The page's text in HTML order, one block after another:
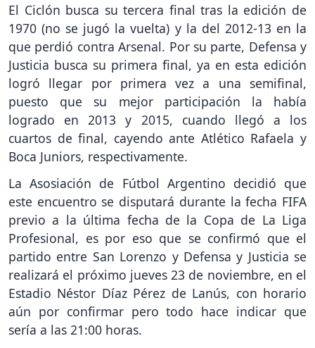
El Ciclón busca su tercera final tras la edición de
1970 (no se jugó la vuelta) y la del 2012-13 en la
que perdió contra Arsenal. Por su parte, Defensa y
Justicia busca su primera final, ya en esta edición
logró llegar por primera vez a una semifinal,
puesto que su mejor participación la había
logrado en 2013 y 2015, cuando llegó a los
cuartos de final, cayendo ante Atlético Rafaela y
Boca Juniors, respectivamente.
La Asosiación de Fútbol Argentino decidió que
este encuentro se disputará durante la fecha FIFA
previo a la última fecha de la Copa de La Liga
Profesional, es por eso que se confirmó que el
partido entre San Lorenzo y Defensa y Justicia se
realizará el próximo jueves 23 de noviembre, en el
Estadio Néstor Díaz Pérez de Lanús, con horario
aún por confirmar pero todo hace indicar que
sería a las 21:00 horas.